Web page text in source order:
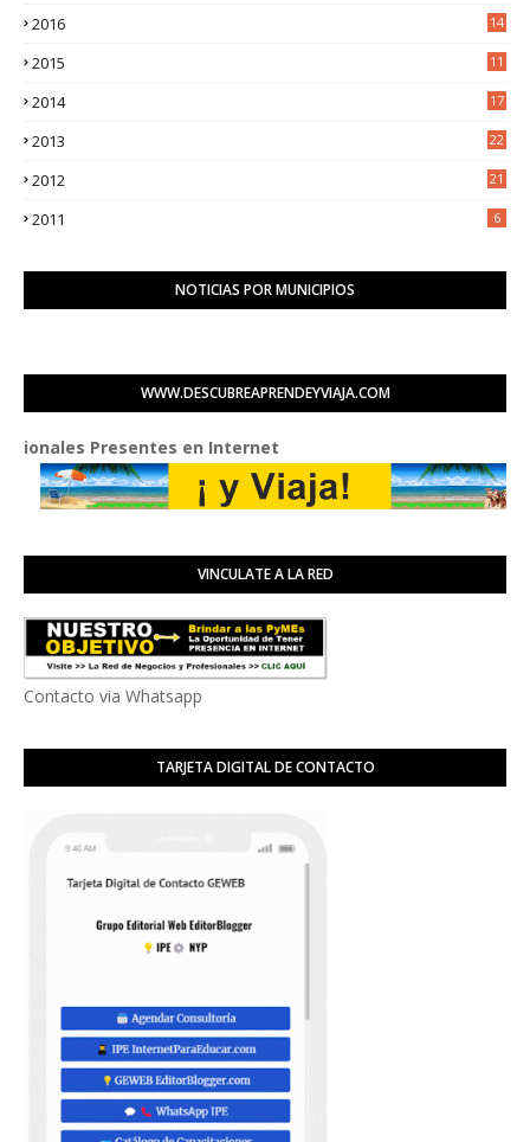
2016
14
2015
11
2014
17
2013
22
2012
21
2011 6
NOTICIAS POR MUNICIPIOS
WWW.DESCUBREAPRENDEYVIAJA.COM
en Internet
VINCULATE A LA RED
Contacto via Whatsapp
TARJETA DIGITAL DE CONTACTO